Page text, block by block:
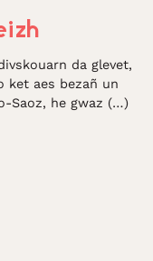
da glevet,
ket aes bezañ un
Saoz, he gwaz (…)